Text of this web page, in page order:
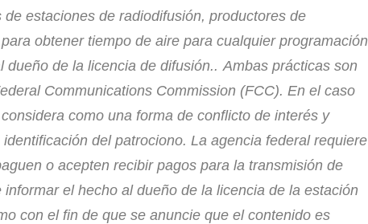
estaciones de radiodifusión, productores de
obtener tiempo de aire para cualquier programación
dueño de la licencia de difusión.. Ambas prácticas son
Communications Commission (FCC). En el caso
como una forma de conflicto de interés y
del patrociono. La agencia federal requiere
o acepten recibir pagos para la transmisión de
el hecho al dueño de la licencia de la estación
con el fin de que se anuncie que el contenido es